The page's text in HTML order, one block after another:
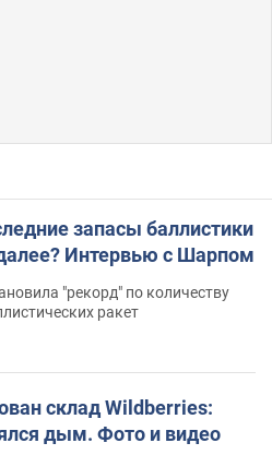
запасы баллистики
Интервью с Шарпом
"рекорд" по количеству
ракет
склад Wildberries:
дым. Фото и видео